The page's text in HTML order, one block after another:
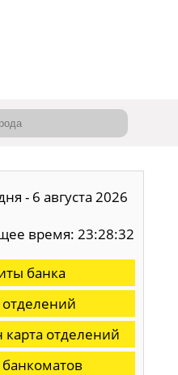
- 6 августа 2026
время: 23:28:33
банка
отделений